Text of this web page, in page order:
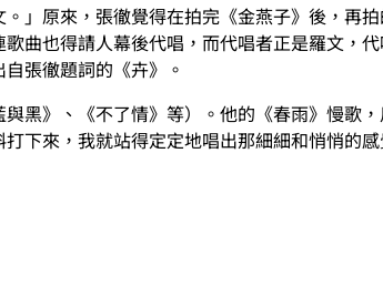
」原來，張徹覺得在拍完《金燕子》後，再
曲也得請人幕後代唱，而代唱者正是羅文，
張徹題詞的《卉》。
黑》、《不了情》等）。他的《春雨》慢歌
下來，我就站得定定地唱出那細細和悄悄的感